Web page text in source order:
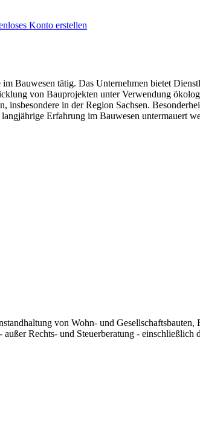
Konto erstellen
Bauwesen tätig. Das Unternehmen bietet
von Bauprojekten unter Verwendung
in der Region Sachsen.
Erfahrung im Bauwesen untermauert
von Wohn- und
Rechts- und Steuerberatung -